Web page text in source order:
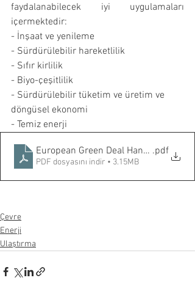
faydalanabilecek iyi uygulamaları
içermektedir:
- İnşaat ve yenileme
- Sürdürülebilir hareketlilik
- Sıfır kirlilik
- Biyo-çeşitlilik
- Sürdürülebilir tüketim ve üretim ve
döngüsel ekonomi
- Temiz enerji
European Green Deal Handbook
.pdf
PDF dosyasını indir • 3.15MB
Çevre
Enerji
Ulaştırma